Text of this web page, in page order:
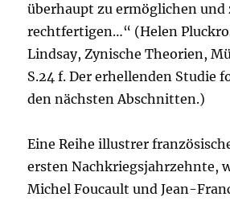
überhaupt zu ermöglichen und
rechtfertigen…“ (Helen
Lindsay, Zynische Theorien,
S.24 f. Der erhellenden Studie
den nächsten Abschnitten.)
Eine Reihe illustrer
ersten Nachkriegsjahrzehnte,
Michel Foucault und Jean-